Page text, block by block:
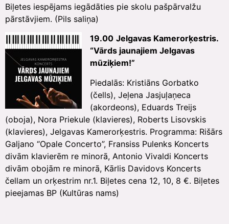
Biļetes iespējams iegādāties pie skolu pašpārvalžu
pārstāvjiem. (Pils saliņa)
19.00 Jelgavas Kamerorķestris.
“Vārds jaunajiem Jelgavas
mūziķiem!”
Piedalās: Kristiāns Gorbatko
(čells), Jeļena Jasjuļaņeca
(akordeons), Eduards Treijs
(oboja), Nora Priekule (klavieres), Roberts Lisovskis
(klavieres), Jelgavas Kamerorķestris. Programma: Rišārs
Galjano “Opale Concerto”, Fransiss Pulenks Koncerts
divām klavierēm re minorā, Antonio Vivaldi Koncerts
divām obojām re minorā, Kārlis Davidovs Koncerts
čellam un orķestrim nr.1. Biļetes cena 12, 10, 8 €. Biļetes
pieejamas BP (Kultūras nams)